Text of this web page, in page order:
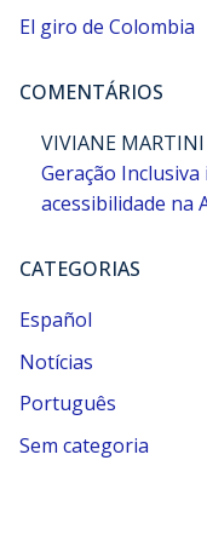
El giro de Colombia
COMENTÁRIOS
VIVIANE MARTINI
Geração
acessibilidade na
CATEGORIAS
Español
Notícias
Português
Sem categoria